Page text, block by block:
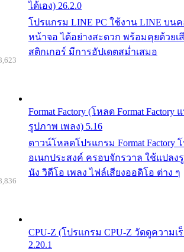
ได้เอง) 26.2.0
โปรแกรม LINE PC ใช้งาน LINE บน
หน้าจอ ได้อย่างสะดวก พร้อมคุยด้วยเ
สติกเกอร์ มีการอัปเดตสม่ำเสมอ
Format Factory (โหลด Format
รูปภาพ เพลง) 5.16
ดาวน์โหลดโปรแกรม Format Factory
อเนกประสงค์ ครอบจักรวาล ใช้แปลง
นัง วิดีโอ เพลง ไฟล์เสียงออดิโอ ต่าง ๆ
CPU-Z (โปรแกรม CPU-Z วัดดูความเ
2.20.1